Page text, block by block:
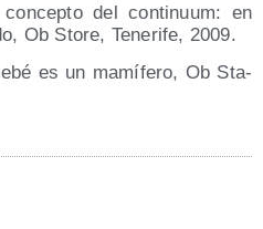
del con­ti­nuum: en
Ob Sto­re, Tene­ri­fe, 2009.
es un mamí­fe­ro, Ob Sta­